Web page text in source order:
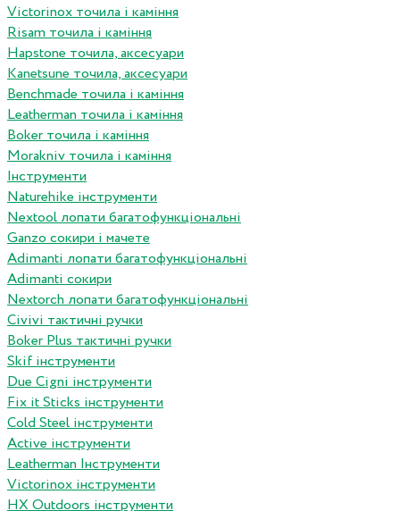
Victorinox точила і каміння
Risam точила і каміння
Hapstone точила, аксесуари
Kanetsune точила, аксесуари
Benchmade точила і каміння
Leatherman точила і каміння
Boker точила і каміння
Morakniv точила і каміння
Інструменти
Naturehike інструменти
Nextool лопати багатофункціональні
Ganzo сокири і мачете
Adimanti лопати багатофункціональні
Adimanti сокири
Nextorch лопати багатофункціональні
Сivivi тактичні ручки
Boker Plus тактичні ручки
Skif інструменти
Due Cigni інструменти
Fix it Sticks інструменти
Сold Steel інструменти
Active інструменти
Leatherman Інструменти
Victorinox інструменти
HX Outdoors інструменти